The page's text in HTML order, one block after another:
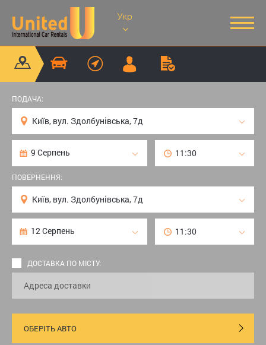
Укр
ПОДАЧА:
ПОВЕРНЕННЯ:
ДОСТАВКА ПО МІСТУ: